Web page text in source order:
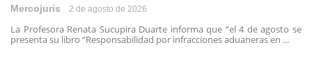
Mercojuris 2 de agosto de 2026
La Profesora Renata Sucupira Duarte informa que “el 4 de agosto se
presenta su libro “Responsabilidad por infracciones aduaneras en ...